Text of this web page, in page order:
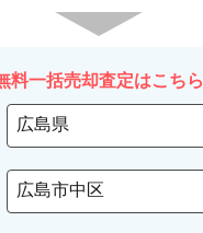
料一括売却査定はこちら